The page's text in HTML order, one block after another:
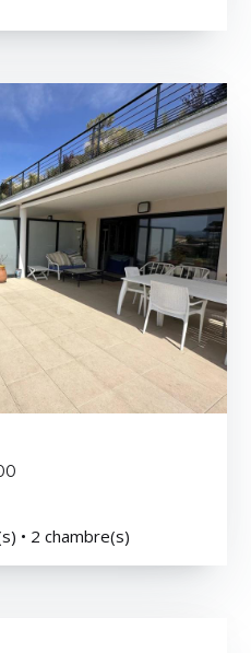
• 2 chambre(s)